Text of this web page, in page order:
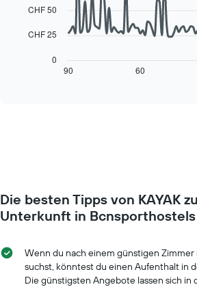
die
Wochentage
durchschnittlichen
Zimmerpreis
anzeigt.
Das
Diagramm
näher
das
Das
Diagramm
hat
90 60
0
CHF 25
CHF 50
Die besten Tipps von KAYAK
Unterkunft in Bcnsporthostels
Wenn du nach einem günstigen
suchst, könntest du einen Aufenthalt in
Die günstigsten Angebote lassen sich in